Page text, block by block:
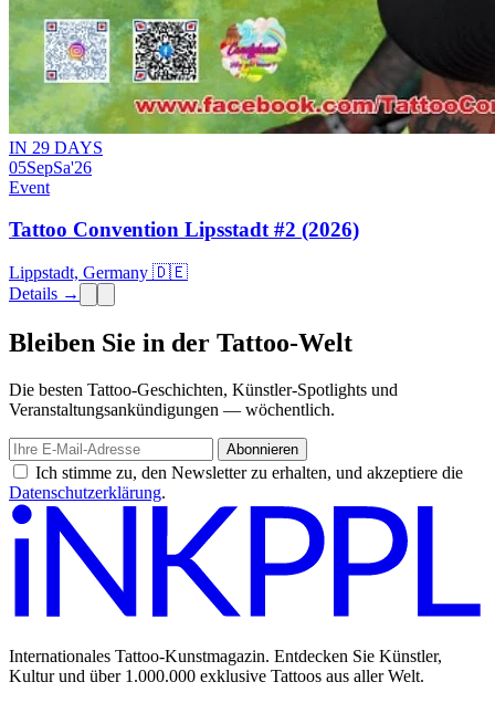
IN 29 DAYS
05SepSa'26
Event
Tattoo Convention Lipsstadt #2 (2026)
Lippstadt, Germany 🇩🇪
Details →
Bleiben Sie in der Tattoo-Welt
Die besten Tattoo-Geschichten, Künstler-Spotlights und
Veranstaltungsankündigungen — wöchentlich.
Abonnieren
Ich stimme zu, den Newsletter zu erhalten, und akzeptiere die
Datenschutzerklärung.
Internationales Tattoo-Kunstmagazin. Entdecken Sie Künstler,
Kultur und über 1.000.000 exklusive Tattoos aus aller Welt.